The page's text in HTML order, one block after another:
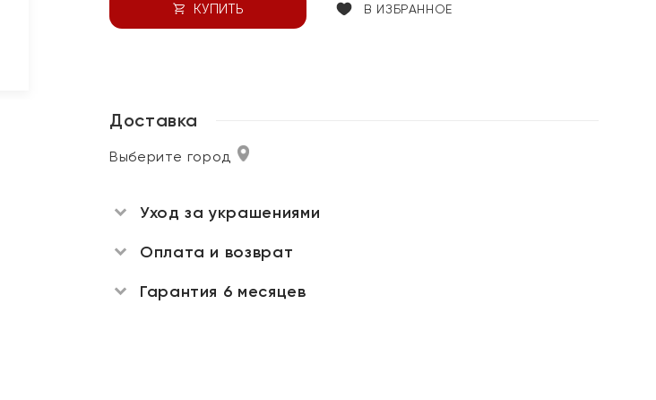
КУПИТЬ В ИЗБРАННОЕ
Доставка
Выберите город
Уход за украшениями
Оплата и возврат
Гарантия 6 месяцев